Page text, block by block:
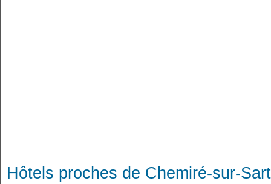
Hôtels proches de Chemiré-sur-